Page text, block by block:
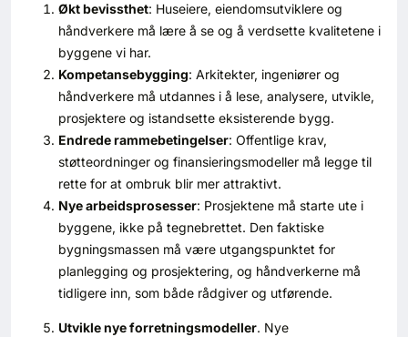
Økt bevissthet: Huseiere, eiendomsutviklere og
håndverkere må lære å se og å verdsette kvalitetene i
byggene vi har.
Kompetansebygging: Arkitekter, ingeniører og
håndverkere må utdannes i å lese, analysere, utvikle,
prosjektere og istandsette eksisterende bygg.
Endrede rammebetingelser: Offentlige krav,
støtteordninger og finansieringsmodeller må legge til
rette for at ombruk blir mer attraktivt.
Nye arbeidsprosesser: Prosjektene må starte ute i
byggene, ikke på tegnebrettet. Den faktiske
bygningsmassen må være utgangspunktet for
planlegging og prosjektering, og håndverkerne må
tidligere inn, som både rådgiver og utførende.
Utvikle nye forretningsmodeller. Nye